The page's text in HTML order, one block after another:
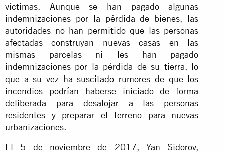
víctimas. Aunque se han pagado algunas
indemnizaciones por la pérdida de bienes, las
autoridades no han permitido que las personas
afectadas construyan nuevas casas en las
mismas parcelas ni les han pagado
indemnizaciones por la pérdida de su tierra, lo
que a su vez ha suscitado rumores de que los
incendios podrían haberse iniciado de forma
deliberada para desalojar a las personas
residentes y preparar el terreno para nuevas
urbanizaciones.
El 5 de noviembre de 2017, Yan Sidorov,